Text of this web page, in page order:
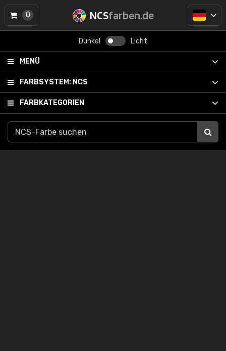
NCSfarben.de
Dunkel Licht
MENÜ
FARBSYSTEM: NCS
FARBKATEGORIEN
0